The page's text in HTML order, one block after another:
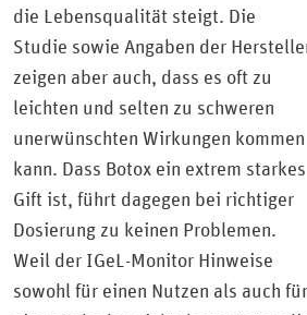
die Lebensqualität steigt. Die
Studie sowie Angaben der
zeigen aber auch, dass es oft zu
leichten und selten zu schweren
unerwünschten Wirkungen kommen
kann. Dass Botox ein extrem starkes
Gift ist, führt dagegen bei richtiger
Dosierung zu keinen Problemen.
Weil der IGeL-Monitor Hinweise
sowohl für einen Nutzen als auch für